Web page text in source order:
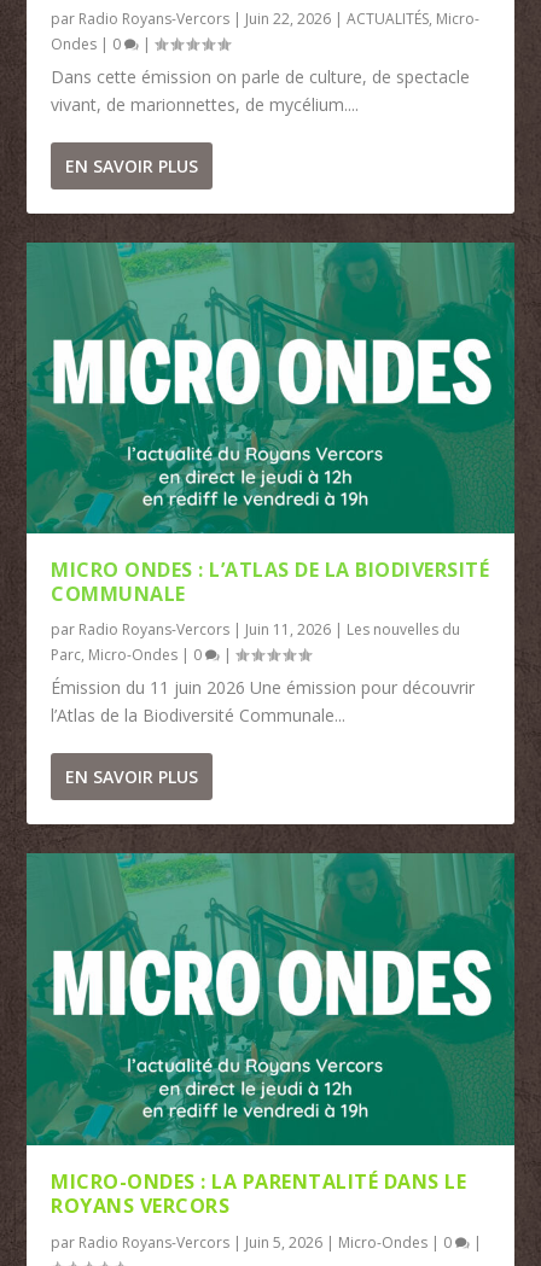
par Radio Royans-Vercors | Juin 22, 2026 |ACTUALITÉS, Micro-
Ondes | 0 |
Dans cette émission on parle de culture, de spectacle
vivant, de marionnettes, de mycélium....
EN SAVOIR PLUS
MICRO ONDES : L’ATLAS DE LA BIODIVERSITÉ
COMMUNALE
par Radio Royans-Vercors Juin 11, 2026
Les nouvelles du
Parc, Micro-Ondes 0 |
Émission du 11 juin 2026 Une émission pour découvrir
l’Atlas de la Biodiversité Communale...
EN SAVOIR PLUS
MICRO-ONDES : LA PARENTALITÉ DANS LE
ROYANS VERCORS
par Radio Royans-Vercors | Juin 5, 2026 | Micro-Ondes | 0 |